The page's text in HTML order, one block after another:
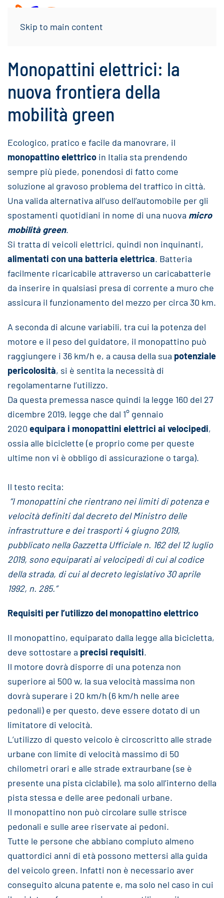
Skip to main content
Monopattini elettrici: la
nuova frontiera della
mobilità green
Ecologico, pratico e facile da manovrare, il
monopattino elettrico in Italia sta prendendo
sempre più piede, ponendosi di fatto come
soluzione al gravoso problema del traffico in città.
Una valida alternativa all’uso dell’automobile per gli
spostamenti quotidiani in nome di una nuova micro
mobilità green.
Si tratta di veicoli elettrici, quindi non inquinanti,
alimentati con una batteria elettrica. Batteria
facilmente ricaricabile attraverso un caricabatterie
da inserire in qualsiasi presa di corrente a muro che
assicura il funzionamento del mezzo per circa 30 km.
A seconda di alcune variabili, tra cui la potenza del
motore e il peso del guidatore, il monopattino può
raggiungere i 36 km/h e, a causa della sua potenziale
pericolosità, si è sentita la necessità di
regolamentarne l’utilizzo.
Da questa premessa nasce quindi la legge 160 del 27
dicembre 2019, legge che dal 1° gennaio
2020 equipara i monopattini elettrici ai velocipedi,
ossia alle biciclette (e proprio come per queste
ultime non vi è obbligo di assicurazione o targa).
Il testo recita:
“I monopattini che rientrano nei limiti di potenza e
velocità definiti dal decreto del Ministro delle
infrastrutture e dei trasporti 4 giugno 2019,
pubblicato nella Gazzetta Ufficiale n. 162 del 12 luglio
2019, sono equiparati ai velocipedi di cui al codice
della strada, di cui al decreto legislativo 30 aprile
1992, n. 285.”
Requisiti per l’utilizzo del monopattino elettrico
Il monopattino, equiparato dalla legge alla bicicletta,
deve sottostare a precisi requisiti.
Il motore dovrà disporre di una potenza non
superiore ai 500 w, la sua velocità massima non
dovrà superare i 20 km/h (6 km/h nelle aree
pedonali) e per questo, deve essere dotato di un
limitatore di velocità.
L’utilizzo di questo veicolo è circoscritto alle strade
urbane con limite di velocità massimo di 50
chilometri orari e alle strade extraurbane (se è
presente una pista ciclabile), ma solo all’interno della
pista stessa e delle aree pedonali urbane.
Il monopattino non può circolare sulle strisce
pedonali e sulle aree riservate ai pedoni.
Tutte le persone che abbiano compiuto almeno
quattordici anni di età possono mettersi alla guida
del veicolo green. Infatti non è necessario aver
conseguito alcuna patente e, ma solo nel caso in cui